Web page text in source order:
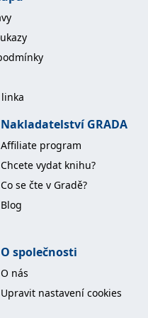
Nakladatelství GRADA
Affiliate program
Chcete vydat knihu?
Co se čte v Gradě?
Blog
O společnosti
O nás
Upravit nastavení cookies